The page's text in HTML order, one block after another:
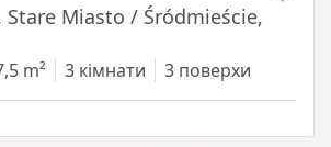
Stare Miasto / Śródmieście,
m² 3 кімнати 3 поверхи